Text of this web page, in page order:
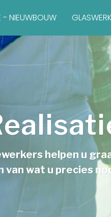
- NIEUWBOUW
helpen u
van wat u precies